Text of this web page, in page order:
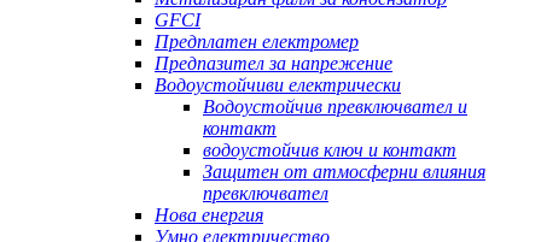
GFCI
Предплатен електромер
Предпазител за напрежение
Водоустойчиви електрически
Водоустойчив превключвател и
контакт
водоустойчив ключ и контакт
Защитен от атмосферни влияния
превключвател
Нова енергия
Умно електричество